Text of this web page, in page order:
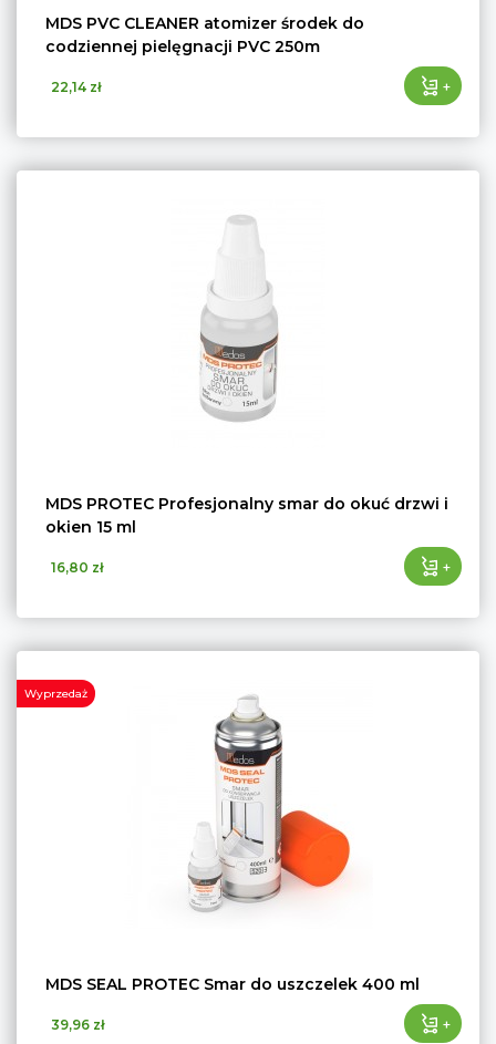
MDS PVC CLEANER atomizer środek do
codziennej pielęgnacji PVC 250m
22,14 zł +
MDS PROTEC Profesjonalny smar do okuć drzwi i
okien 15 ml
16,80 zł +
Wyprzedaż
MDS SEAL PROTEC Smar do uszczelek 400 ml
39,96 zł +